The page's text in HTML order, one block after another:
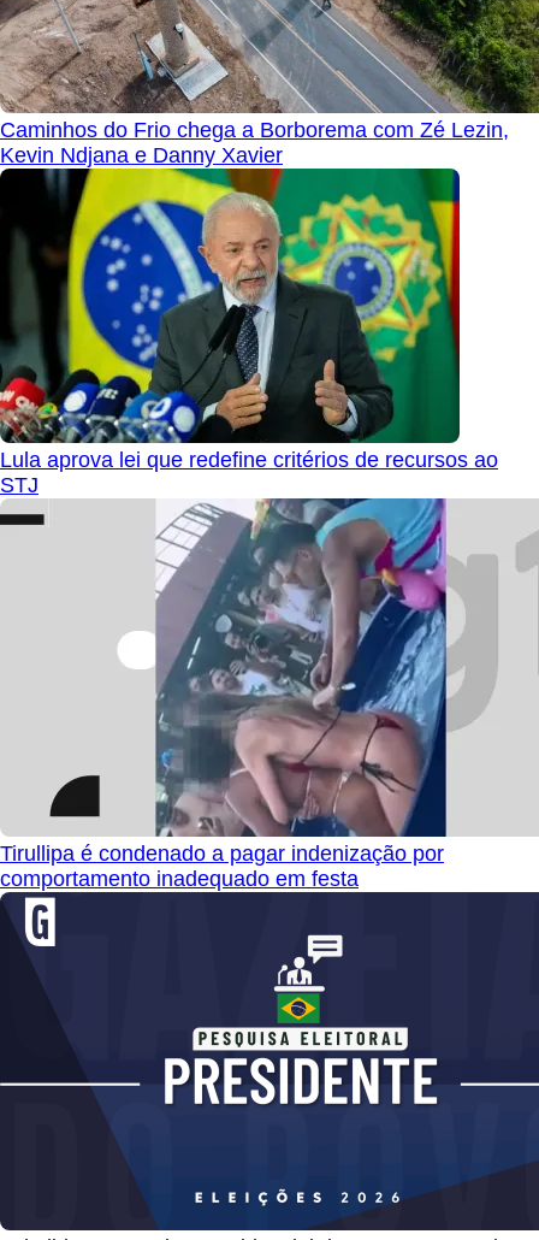
Caminhos do Frio chega a Borborema com Zé Lezin,
Kevin Ndjana e Danny Xavier
Lula aprova lei que redefine critérios de recursos ao
STJ
Tirullipa é condenado a pagar indenização por
comportamento inadequado em festa